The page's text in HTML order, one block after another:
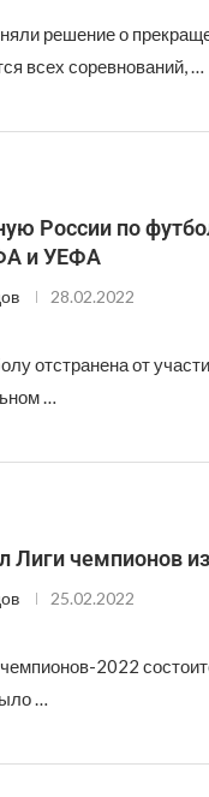
решение о
всех соревнований, …
России по
и УЕФА
28.02.2022
отстранена от
…
Лиги чемпионов
25.02.2022
2022
…